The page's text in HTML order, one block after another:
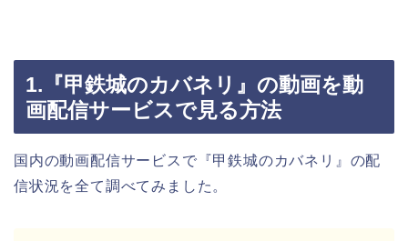
1.『甲鉄城のカバネリ』の動画を動
画配信サービスで見る方法
国内の動画配信サービスで『甲鉄城のカバネリ』の配
信状況を全て調べてみました。